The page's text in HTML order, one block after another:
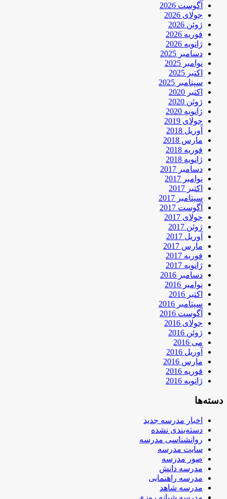
آگوست 2026
جولای 2026
ژوئن 2026
فوریه 2026
ژانویه 2026
دسامبر 2025
نوامبر 2025
اکتبر 2025
سپتامبر 2025
اکتبر 2020
ژوئن 2020
ژانویه 2020
جولای 2019
آوریل 2018
مارس 2018
فوریه 2018
ژانویه 2018
دسامبر 2017
نوامبر 2017
اکتبر 2017
سپتامبر 2017
آگوست 2017
جولای 2017
ژوئن 2017
آوریل 2017
مارس 2017
فوریه 2017
ژانویه 2017
دسامبر 2016
نوامبر 2016
اکتبر 2016
سپتامبر 2016
آگوست 2016
جولای 2016
ژوئن 2016
می 2016
آوریل 2016
مارس 2016
فوریه 2016
ژانویه 2016
دسته‌ها
اخبار مدرسه جدید
دسته‌بندی نشده
روانشناسی مدرسه
سایت مدرسه
صور مدرسه
مدرسه دانش
مدرسه راهنمایی
مدرسه شاهد